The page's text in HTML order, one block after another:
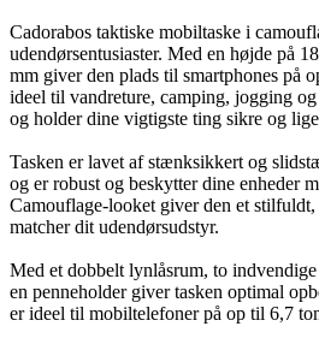
Cadorabos taktiske mobiltaske i
udendørsentusiaster. Med en højde på
mm giver den plads til smartphones på
ideel til vandreture, camping, jogging
og holder dine vigtigste ting sikre og
Tasken er lavet af stænksikkert og
og er robust og beskytter dine enheder
Camouflage-looket giver den et
matcher dit udendørsudstyr.
Med et dobbelt lynlåsrum, to
en penneholder giver tasken optimal
er ideel til mobiltelefoner på op til 6,7